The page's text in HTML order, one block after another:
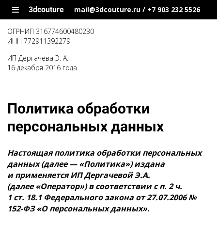
3dcouture mail@3dcouture.ru / +7 903 232 5526
ОГРНИП 316774600480230
ИНН 772911392279
ИП Дергачева Э. А.
16 декабря 2016 года
Политика обработки
персональных данных
Настоящая политика обработки персональных
данных (далее — «Политика») издана
и применяется ИП Дергачевой Э.А.
(далее «Оператор») в соответствии с п. 2 ч.
1 ст. 18.1 Федерального закона от 27.07.2006 №
152-ФЗ «О персональных данных».